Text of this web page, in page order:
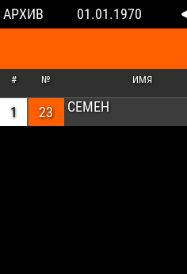
АРХИВ 01.01.1970
# № ИМЯ
1 23 СЕМЕН